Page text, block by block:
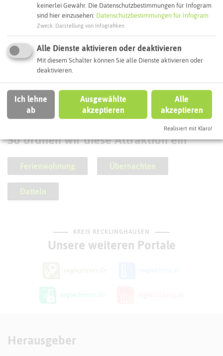
Stolperstein Berta Goldberg
So ordnen wir diese Attraktion ein
Ferienwohnung Übernachten
Datteln
KREIS RECKLINGHAUSEN
Unsere weiteren Portale
Herausgeber
keinerlei Gewähr. Die Datenschutzbestimmungen für Infogram
sind hier einzusehen: Datenschutzbestimmungen für Infogram
Zweck Darstellung von Infografiken
Alle Dienste aktivieren oder deaktivieren
Mit diesem Schalter können Sie alle Dienste aktivieren oder
deaktivieren.
Ich lehne
ab
Ausgewählte
akzeptieren
Alle
akzeptieren
Realisiert mit Klaro!